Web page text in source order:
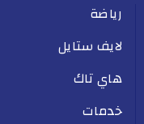
رياضة
لايف ستايل
هاي تاك
خدمات